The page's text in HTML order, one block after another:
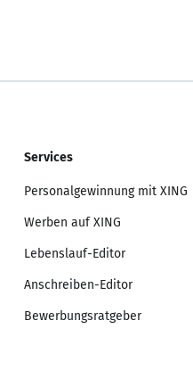
Services
Personalgewinnung mit XING
Werben auf XING
Lebenslauf-Editor
Anschreiben-Editor
Bewerbungsratgeber